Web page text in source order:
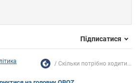
Підписатися
Скільки потрібно ходити...